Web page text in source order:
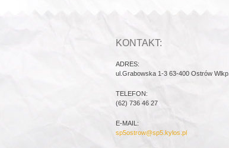
KONTAKT:
ADRES:
ul.Grabowska 1-3 63-400 Ostrów Wlkp.
TELEFON:
(62) 736 46 27
E-MAIL:
sp5ostrow@sp5.kylos.pl